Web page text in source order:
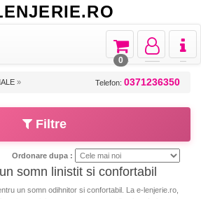
Toggle
Toggle
navigation
Toggle
navigation
0
» Telefon: 0371236350
Filtre
Ordonare dupa :
somn linistit si confortabil
un somn odihnitor si confortabil. La e-lenjerie.ro,